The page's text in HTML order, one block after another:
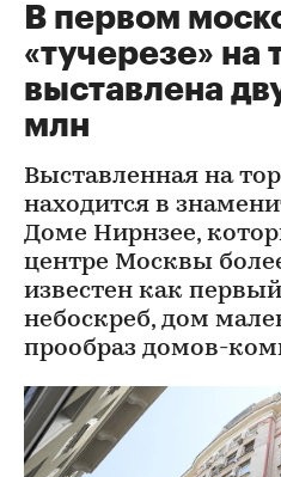
В первом
«тучерезе» на
выставлена
млн
Выставленная на
находится в
Доме Нирнзее,
центре Москвы
известен как
небоскреб, дом
прообраз домов-